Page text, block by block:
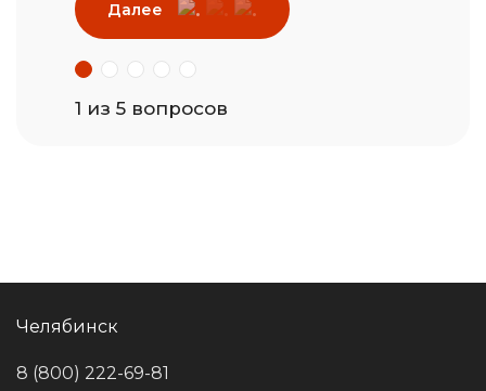
Далее
1 из 5 вопросов
Челябинск
8 (800) 222-69-81